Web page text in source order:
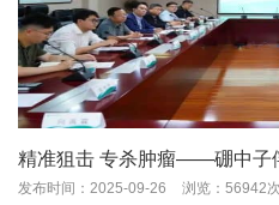
精准狙击 专杀肿瘤——硼中子
落户湖北省肿瘤医院
发布时间：2025-09-26 浏览：56942次